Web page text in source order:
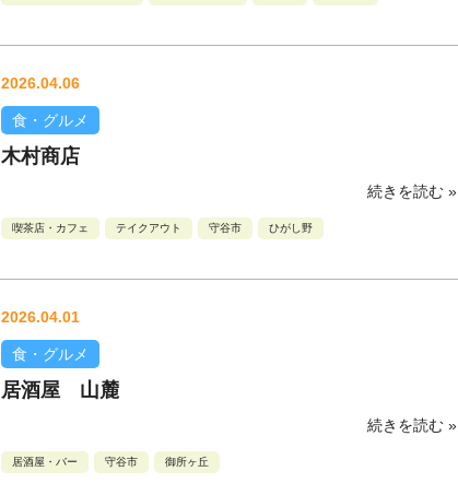
2026.04.06
食・グルメ
木村商店
続きを読む »
喫茶店・カフェ テイクアウト 守谷市 ひがし野
2026.04.01
食・グルメ
居酒屋 山麓
続きを読む »
居酒屋・バー 守谷市 御所ヶ丘